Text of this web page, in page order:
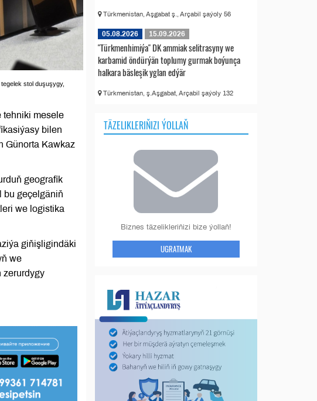
stol duşuşygy,
tehniki mesele
bilen
Günorta Kawkaz
geografik
bu geçelgäniň
we logistika
giňişligindäki
we
zerurdygy
Türkmenistan, Aşgabat ş., Arçabil şaýoly 56
05.08.2026 15.09.2026
"Türkmenhimiýa" DK ammiak selitrasyny we
karbamid öndürýän toplumy gurmak boýunça
halkara bäsleşik yglan edýär
Türkmenistan, ş.Aşgabat, Arçabil şaýoly 132
TÄZELIKLERIŇIZI ÝOLLAŇ
Biznes täzelikleriňizi bize ýollaň!
UGRATMAK